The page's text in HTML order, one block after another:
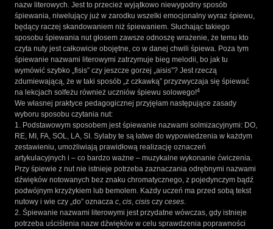
nazw literowych. Jest to przecież wyjątkowo niewygodny sposób
śpiewania, niwelujący już w zarodku wszelki emocjonalny wyraz śpiewu,
będący raczej skandowaniem niż śpiewaniem. Słuchając takiego
sposobu śpiewania nut głosem zawsze odnoszę wrażenie, że temu kto
czyta nuty jest całkowicie obojętne, co w danej chwili śpiewa. Poza tym
śpiewanie nazwami literowymi zatrzymuje bieg melodii, bo jak tu
wymówić szybko „fisis” czy jeszcze gorzej „aisis”? Jest rzeczą
zdumiewającą, że w taki sposób „z czkawką” przyzwyczaja się śpiewać
na lekcjach solfeżu również uczniów śpiewu solowego!4
We własnej praktyce pedagogicznej przyjęłam następujące zasady
wyboru sposobu czytania nut:
1. Podstawowym sposobem jest śpiewanie nazwami solmizacyjnymi: DO,
RE, MI, FA, SOL, LA, SI. Sylaby te są łatwe do wypowiedzenia w każdym
zestawieniu, umożliwiają prawidłową realizację oznaczeń
artykulacyjnych i – co bardzo ważne – muzykalne wykonanie ćwiczenia.
Przy śpiewie z nut nie istnieje potrzeba zaznaczania odrębnymi nazwami
dźwięków notowanych bez znaku chromatycznego, z pojedynczym bądź
podwójnym krzyżykiem lub bemolem. Każdy uczeń ma przed sobą tekst
nutowy i wie czy „do” oznacza c, cis, cisis czy ceses.
2. Śpiewanie nazwami literowymi jest przydatne wówczas, gdy istnieje
potrzeba uściślenia nazw dźwięków w celu sprawdzenia poprawności